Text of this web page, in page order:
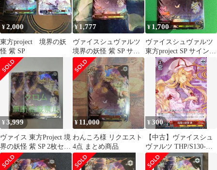
¥2,000
東方project 境界の妖
怪 紫 SP
¥ 1,777
ヴァイスシュヴァルツ
境界の妖怪 紫 SP サイ
ン
¥ 1,700
ヴァイスシュヴァルツ
東方project SP サイン
境界の妖怪 紫
¥3,999
ヴァイス 東方Project 境
界の妖怪 紫 SP 2枚セッ
ト 八雲紫
¥ 11,000
わんころ様 リクエスト
4点 まとめ商品
¥300
【中古】ヴァイスシュ
ヴァルツ THP/S130-
066[R]：境界の妖怪 紫